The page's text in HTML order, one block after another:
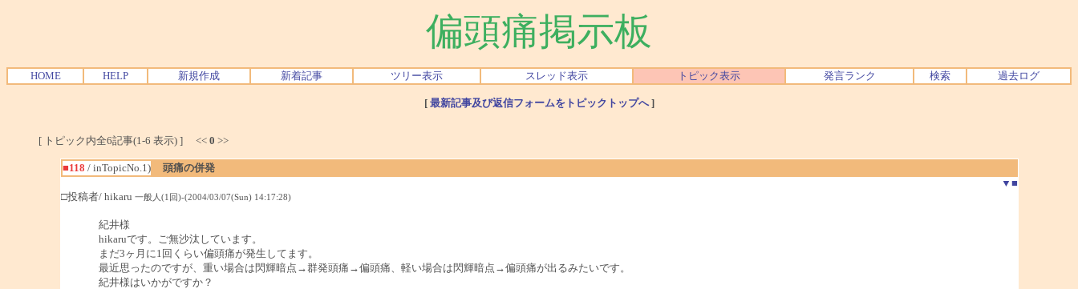
偏頭痛掲示板
HOME HELP 新規作成 新着記事 ツリー表示 スレッド表示 トピック表示 発言ランク 検索 過去ログ
[ 最新記事及び返信フォームをトピックトップへ]
[ トピック内全6記事(1-6 表示) ] << 0 >>
■118 / inTopicNo.1)
頭痛の併発
▼ ■
□投稿者/ hikaru 一般人(1回)-(2004/03/07(Sun) 14:17:28)
紀井様
hikaruです。ご無沙汰しています。
まだ3ヶ月に1回くらい偏頭痛が発生してます。
最近思ったのですが、重い場合は閃輝暗点→群発頭痛→偏頭痛、軽い場合は閃輝暗点→偏頭痛が出るみたいです。
紀井様はいかがですか？